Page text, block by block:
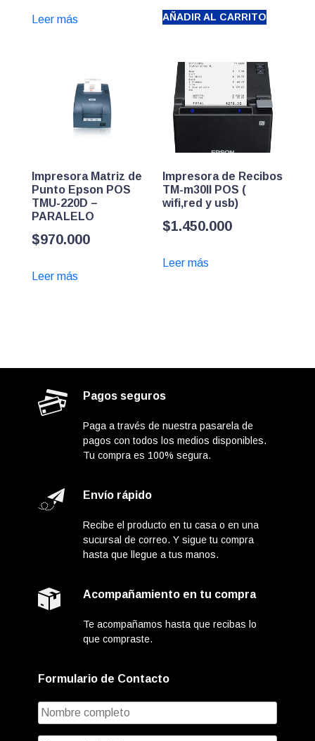
Leer más
original
$950.000.
AÑADIR AL CARRITO
Impresora Matriz de
Punto Epson POS
TMU-220D –
PARALELO
$970.000
Leer más
Impresora de Recibos
TM-m30II POS (
wifi,red y usb)
$1.450.000
Leer más
Pagos seguros
Paga a través de nuestra pasarela de
pagos con todos los medios disponibles.
Tu compra es 100% segura.
Envío rápido
Recibe el producto en tu casa o en una
sucursal de correo. Y sigue tu compra
hasta que llegue a tus manos.
Acompañamiento en tu compra
Te acompañamos hasta que recibas lo
que compraste.
Formulario de Contacto